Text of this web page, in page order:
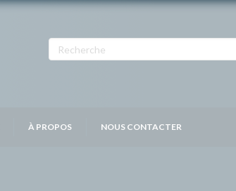
À PROPOS NOUS CONTACTER